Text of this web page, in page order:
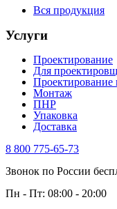
Вся продукция
Услуги
Проектирование
Для
Проектирование
Монтаж
ПНР
Упаковка
Доставка
8 800 775-65-73
Звонок по России
Пн - Пт: 08:00 - 20:00